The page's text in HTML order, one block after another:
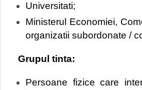
Universitati;
Ministerul Economiei,
organizatii subordonate /
Grupul tinta:
Persoane fizice care